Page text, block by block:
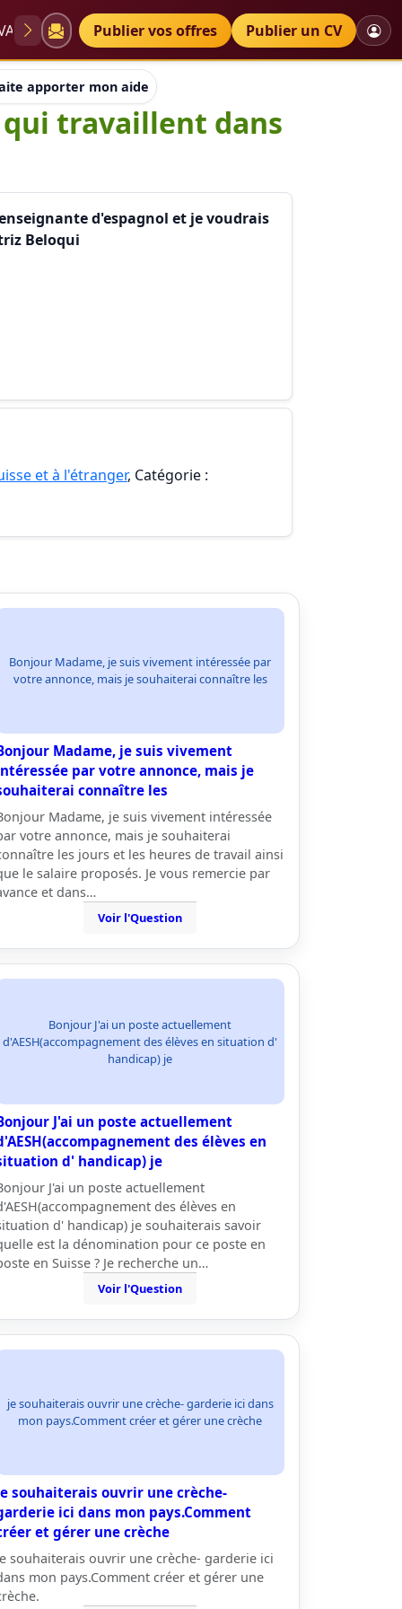
Diplômes Petites annonces
Publier vos offres Publier un CV
apporter mon aide à des associations qui travaillent dans
travaillent dans
d'espagnol et je voudrais
Beloqui
et à l'étranger, Catégorie :
Bonjour Madame, je suis vivement intéressée par
votre annonce, mais je souhaiterai connaître les
Madame, je suis vivement
par votre annonce, mais je
connaître les
Madame, je suis vivement intéressée
votre annonce, mais je souhaiterai
les jours et les heures de travail ainsi
le salaire proposés. Je vous remercie par
et dans…
Voir l'Question
Bonjour J'ai un poste actuellement
d'AESH(accompagnement des élèves en situation d'
handicap) je
J'ai un poste actuellement
des élèves en
d' handicap) je
J'ai un poste actuellement
des élèves en
d' handicap) je souhaiterais savoir
est la dénomination pour ce poste en
en Suisse ? Je recherche un…
Voir l'Question
je souhaiterais ouvrir une crèche- garderie ici dans
mon pays.Comment créer et gérer une crèche
souhaiterais ouvrir une crèche-
ici dans mon pays.Comment
et gérer une crèche
souhaiterais ouvrir une crèche- garderie ici
mon pays.Comment créer et gérer une